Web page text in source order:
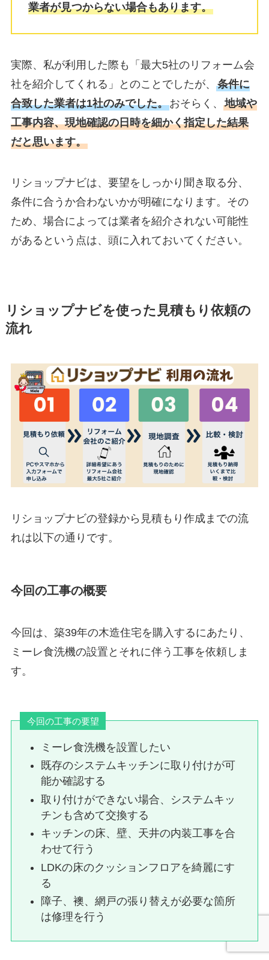
業者が見つからない場合もあります。
実際、私が利用した際も「最大5社のリフォーム会
社を紹介してくれる」とのことでしたが、 条件に
合致した業者は1社のみでした。おそらく、 地域や
工事内容、現地確認の日時を細かく指定した結果
だと思います。
リショップナビは、要望をしっかり聞き取る分、
条件に合うか合わないかが明確になります。その
ため、場合によっては業者を紹介されない可能性
があるという点は、頭に入れておいてください。
リショップナビを使った見積もり依頼の
流れ
リショップナビの登録から見積もり作成までの流
れは以下の通りです。
今回の工事の概要
今回は、築39年の木造住宅を購入するにあたり、
ミーレ食洗機の設置とそれに伴う工事を依頼しま
す。
今回の工事の要望
ミーレ食洗機を設置したい
既存のシステムキッチンに取り付けが可
能か確認する
取り付けができない場合、システムキッ
チンも含めて交換する
キッチンの床、壁、天井の内装工事を合
わせて行う
LDKの床のクッションフロアを綺麗にす
る
障子、襖、網戸の張り替えが必要な箇所
は修理を行う